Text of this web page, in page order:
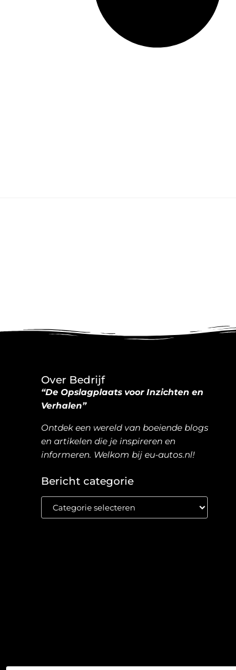
Over Bedrijf
“De Opslagplaats voor Inzichten en
Verhalen”
Ontdek een wereld van boeiende blogs
en artikelen die je inspireren en
informeren. Welkom bij eu-autos.nl!
Bericht categorie